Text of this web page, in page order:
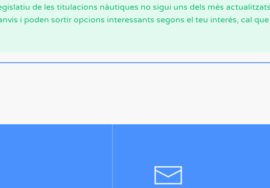
de les titulacions nàutiques no sigui uns dels més
i poden sortir opcions interessants segons el teu interés, cal